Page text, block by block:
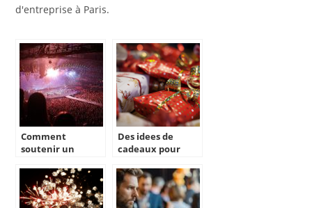
d'entreprise à Paris.
Comment
soutenir un
première tournée
?
Des idees de
cadeaux pour